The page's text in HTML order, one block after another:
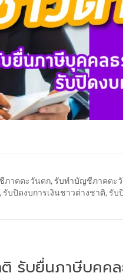
ภาคตะวันตก, รับทำบัญชีภาคตะ
, รับปิดงบการเงินชาวต่างชาติ, รับ
รับยื่นภาษีบุคค